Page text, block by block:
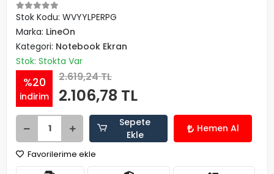
Stok Kodu: WVYYLPERPG
Marka: LineOn
Kategori: Notebook Ekran
Stok: Stokta Var
%20
indirim
2.619,24 TL
2.106,78 TL
Sepete
Ekle
Hemen Al
Favorilerime ekle